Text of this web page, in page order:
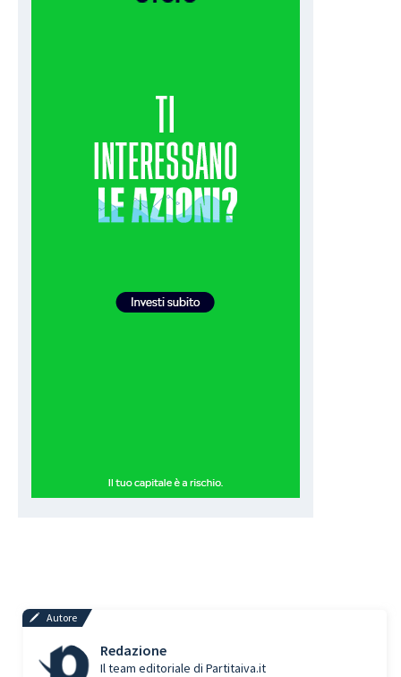
Autore
Redazione
Il team editoriale di Partitaiva.it